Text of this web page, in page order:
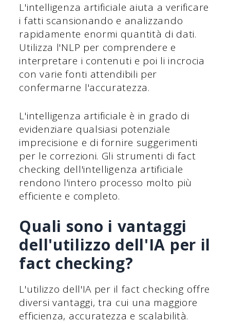
L'intelligenza artificiale aiuta a verificare
i fatti scansionando e analizzando
rapidamente enormi quantità di dati.
Utilizza l'NLP per comprendere e
interpretare i contenuti e poi li incrocia
con varie fonti attendibili per
confermarne l'accuratezza.
L'intelligenza artificiale è in grado di
evidenziare qualsiasi potenziale
imprecisione e di fornire suggerimenti
per le correzioni. Gli strumenti di fact
checking dell'intelligenza artificiale
rendono l'intero processo molto più
efficiente e completo.
Quali sono i vantaggi
dell'utilizzo dell'IA per il
fact checking?
L'utilizzo dell'IA per il fact checking offre
diversi vantaggi, tra cui una maggiore
efficienza, accuratezza e scalabilità.